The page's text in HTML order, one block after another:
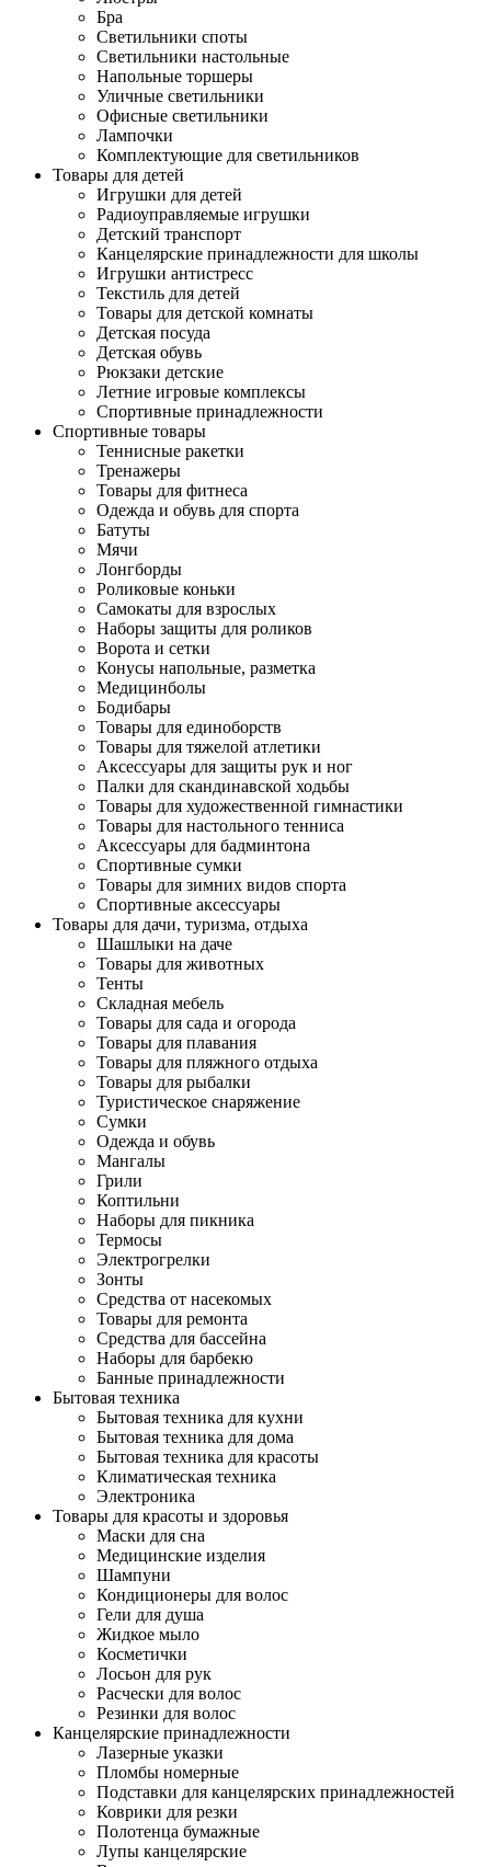
Бра
Светильники споты
Светильники настольные
Напольные торшеры
Уличные светильники
Офисные светильники
Лампочки
Комплектующие для светильников
Товары для детей
Игрушки для детей
Радиоуправляемые игрушки
Детский транспорт
Канцелярские принадлежности для школы
Игрушки антистресс
Текстиль для детей
Товары для детской комнаты
Детская посуда
Детская обувь
Рюкзаки детские
Летние игровые комплексы
Спортивные принадлежности
Спортивные товары
Теннисные ракетки
Тренажеры
Товары для фитнеса
Одежда и обувь для спорта
Батуты
Мячи
Лонгборды
Роликовые коньки
Самокаты для взрослых
Наборы защиты для роликов
Ворота и сетки
Конусы напольные, разметка
Медицинболы
Бодибары
Товары для единоборств
Товары для тяжелой атлетики
Аксессуары для защиты рук и ног
Палки для скандинавской ходьбы
Товары для художественной гимнастики
Товары для настольного тенниса
Аксессуары для бадминтона
Спортивные сумки
Товары для зимних видов спорта
Спортивные аксессуары
Товары для дачи, туризма, отдыха
Шашлыки на даче
Товары для животных
Тенты
Складная мебель
Товары для сада и огорода
Товары для плавания
Товары для пляжного отдыха
Товары для рыбалки
Туристическое снаряжение
Сумки
Одежда и обувь
Мангалы
Грили
Коптильни
Наборы для пикника
Термосы
Электрогрелки
Зонты
Средства от насекомых
Товары для ремонта
Средства для бассейна
Наборы для барбекю
Банные принадлежности
Бытовая техника
Бытовая техника для кухни
Бытовая техника для дома
Бытовая техника для красоты
Климатическая техника
Электроника
Товары для красоты и здоровья
Маски для сна
Медицинские изделия
Шампуни
Кондиционеры для волос
Гели для душа
Жидкое мыло
Косметички
Лосьон для рук
Расчески для волос
Резинки для волос
Канцелярские принадлежности
Лазерные указки
Пломбы номерные
Подставки для канцелярских принадлежностей
Коврики для резки
Полотенца бумажные
Лупы канцелярские